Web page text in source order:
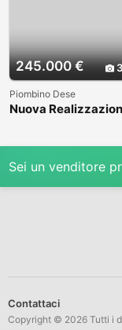
245.000 € 3
Piombino Dese
Nuova
Sei un venditore
Contattaci
Copyright © 2026 Tutti i